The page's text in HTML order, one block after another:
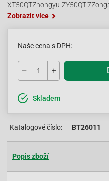
XT50QTZhongyu-ZY50QT-
Zobrazit více
Naše cena s DPH:
Skladem
Katalogové číslo: BT26011
Popis zboží